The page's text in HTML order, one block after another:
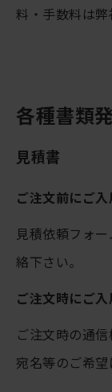
料・手数料は弊
各種書類
見積書
ご注文前にご
見積依頼フォ
絡下さい。
ご注文時にご
ご注文時の通
宛名等のご希望